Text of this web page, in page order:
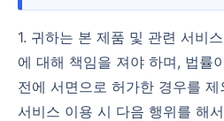
1. 귀하는 본 제품 및 관련 서비스를 이용하는 귀하의 행동
에 대해 책임을 져야 하며, 법률
전에 서면으로 허가한 경우를
서비스 이용 시 다음 행위를 해